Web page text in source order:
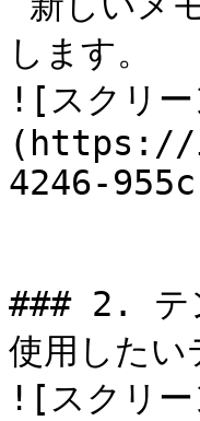
します。
![スクリ
(https://
4246-
### 2. テ
使用したい
![スクリ